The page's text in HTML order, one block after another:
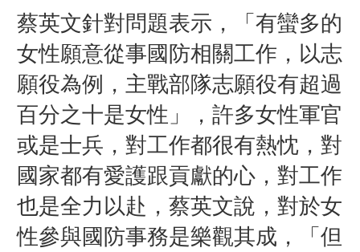
蔡英文針對問題表示，「有蠻多的
女性願意從事國防相關工作，以志
願役為例，主戰部隊志願役有超過
百分之十是女性」，許多女性軍官
或是士兵，對工作都很有熱忱，對
國家都有愛護跟貢獻的心，對工作
也是全力以赴，蔡英文說，對於女
性參與國防事務是樂觀其成，「但